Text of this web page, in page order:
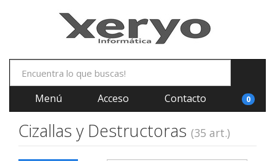
Menú Acceso Contacto 0
Cizallas y Destructoras (35 art.)